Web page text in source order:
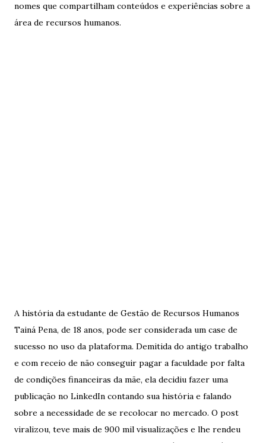
nomes que compartilham conteúdos e experiências sobre a
área de recursos humanos.
A história da estudante de Gestão de Recursos Humanos
Tainá Pena, de 18 anos, pode ser considerada um case de
sucesso no uso da plataforma. Demitida do antigo trabalho
e com receio de não conseguir pagar a faculdade por falta
de condições financeiras da mãe, ela decidiu fazer uma
publicação no LinkedIn contando sua história e falando
sobre a necessidade de se recolocar no mercado. O post
viralizou, teve mais de 900 mil visualizações e lhe rendeu